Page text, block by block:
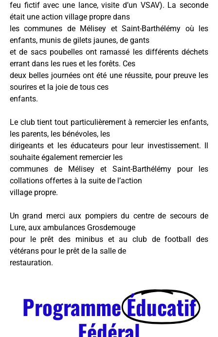
feu fictif avec une lance, visite d’un VSAV). La seconde
était une action village propre dans
les communes de Mélisey et Saint-Barthélémy où les
enfants, munis de gilets jaunes, de gants
et de sacs poubelles ont ramassé les différents déchets
errant dans les rues et les forêts. Ces
deux belles journées ont été une réussite, pour preuve les
sourires et la joie de tous ces
enfants.
Le club tient tout particulièrement à remercier les enfants,
les parents, les bénévoles, les
dirigeants et les éducateurs pour leur investissement. Il
souhaite également remercier les
communes de Mélisey et Saint-Barthélémy pour les
collations offertes à la suite de l’action
village propre.
Un grand merci aux pompiers du centre de secours de
Lure, aux ambulances Grosdemouge
pour le prêt des minibus et au club de football des
vétérans pour le prêt de la salle de
restauration.
ProgrammeÉducatif